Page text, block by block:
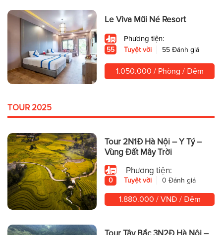
Le Viva Mũi Né Resort
Phương tiện:
55 Tuyệt vời 55 Đánh giá
1.050.000 / Phòng / Đêm
TOUR 2025
Tour 2N1Đ Hà Nội – Y Tý –
Vùng Đất Mây Trời
Phương tiện:
0 Tuyệt vời 0 Đánh giá
1.880.000 / VNĐ / Đêm